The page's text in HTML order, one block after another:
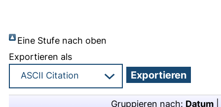
Eine Stufe nach oben
Exportieren als
Gruppieren nach: Datum